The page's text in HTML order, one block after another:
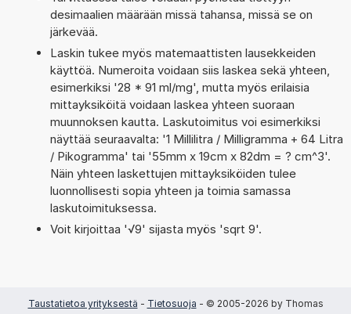
desimaalien määrään missä tahansa, missä se on
järkevää.
Laskin tukee myös matemaattisten lausekkeiden
käyttöä. Numeroita voidaan siis laskea sekä yhteen,
esimerkiksi '28 * 91 ml/mg', mutta myös erilaisia
mittayksiköitä voidaan laskea yhteen suoraan
muunnoksen kautta. Laskutoimitus voi esimerkiksi
näyttää seuraavalta: '1 Millilitra / Milligramma + 64 Litra
/ Pikogramma' tai '55mm x 19cm x 82dm = ? cm^3'.
Näin yhteen laskettujen mittayksiköiden tulee
luonnollisesti sopia yhteen ja toimia samassa
laskutoimituksessa.
Voit kirjoittaa '√9' sijasta myös 'sqrt 9'.
Taustatietoa yrityksestä - Tietosuoja - © 2005-2026 by Thomas